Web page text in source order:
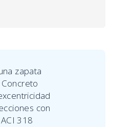
zapata
con
318